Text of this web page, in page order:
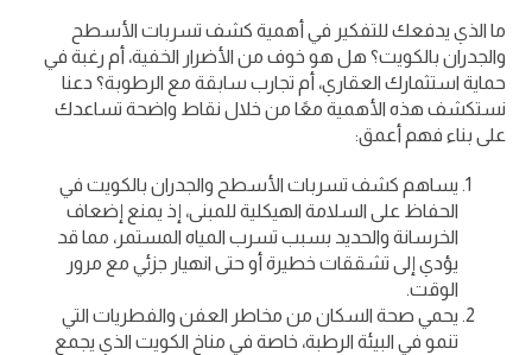
ما الذي يدفعك للتفكير في أهمية كشف تسربات الأسطح
والجدران بالكويت؟ هل هو خوف من الأضرار الخفية، أم رغبة في
حماية استثمارك العقاري، أم تجارب سابقة مع الرطوبة؟ دعنا
نستكشف هذه الأهمية معًا من خلال نقاط واضحة تساعدك
على بناء فهم أعمق:
يساهم كشف تسربات الأسطح والجدران بالكويت في
الحفاظ على السلامة الهيكلية للمبنى، إذ يمنع إضعاف
الخرسانة والحديد بسبب تسرب المياه المستمر، مما قد
يؤدي إلى تشققات خطيرة أو حتى انهيار جزئي مع مرور
الوقت.
يحمي صحة السكان من مخاطر العفن والفطريات التي
تنمو في البيئة الرطبة، خاصة في مناخ الكويت الذي يجمع